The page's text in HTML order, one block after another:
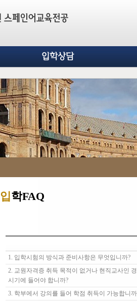
입학상담
입학FAQ
1. 입학시험의 방식과 준비사항은 무엇입니까?
2. 교원자격증 취득 목적이 없거나 현직교사인
시기에 들어야 합니까?
3. 학부에서 강의를 들어 학점 취득이 가능합니